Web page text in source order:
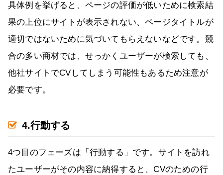
具体例を挙げると、ページの評価が低いために検索結
果の上位にサイトが表示されない、ページタイトルが
適切ではないために気づいてもらえないなどです。競
合の多い商材では、せっかくユーザーが検索しても、
他社サイトでCVしてしまう可能性もあるため注意が
必要です。
4.行動する
4つ目のフェーズは「行動する」です。サイトを訪れ
たユーザーがその内容に納得すると、CVのための行